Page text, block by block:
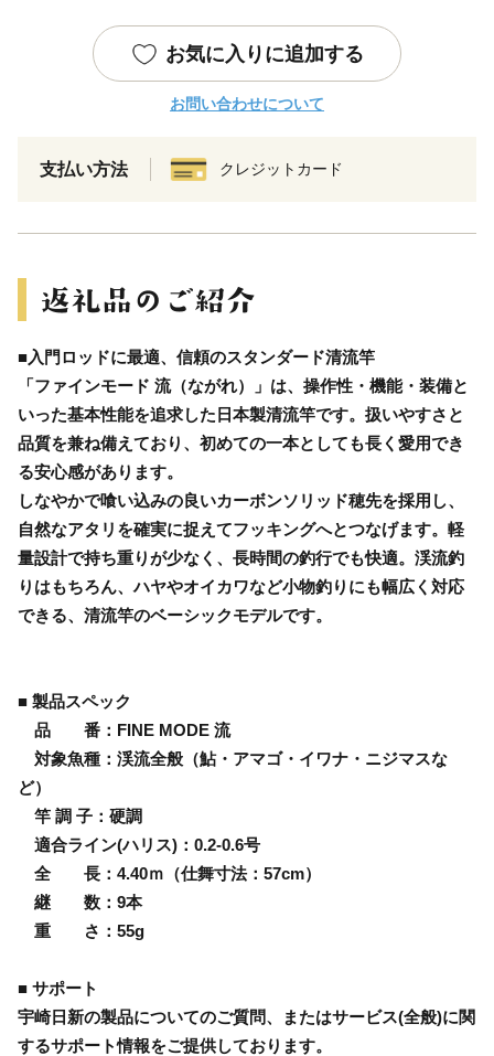
お気に入りに追加する
お問い合わせについて
支払い方法 クレジットカード
■入門ロッドに最適、信頼のスタンダード清流竿
「ファインモード 流（ながれ）」は、操作性・機能・装備と
いった基本性能を追求した日本製清流竿です。扱いやすさと
品質を兼ね備えており、初めての一本としても長く愛用でき
る安心感があります。
しなやかで喰い込みの良いカーボンソリッド穂先を採用し、
自然なアタリを確実に捉えてフッキングへとつなげます。軽
量設計で持ち重りが少なく、長時間の釣行でも快適。渓流釣
りはもちろん、ハヤやオイカワなど小物釣りにも幅広く対応
できる、清流竿のベーシックモデルです。
■ 製品スペック
品 番：FINE MODE 流
対象魚種：渓流全般（鮎・アマゴ・イワナ・ニジマスな
ど）
竿 調 子：硬調
適合ライン(ハリス)：0.2-0.6号
全 長：4.40ｍ（仕舞寸法：57cm）
継 数：9本
重 さ：55g
■ サポート
宇崎日新の製品についてのご質問、またはサービス(全般)に関
するサポート情報をご提供しております。